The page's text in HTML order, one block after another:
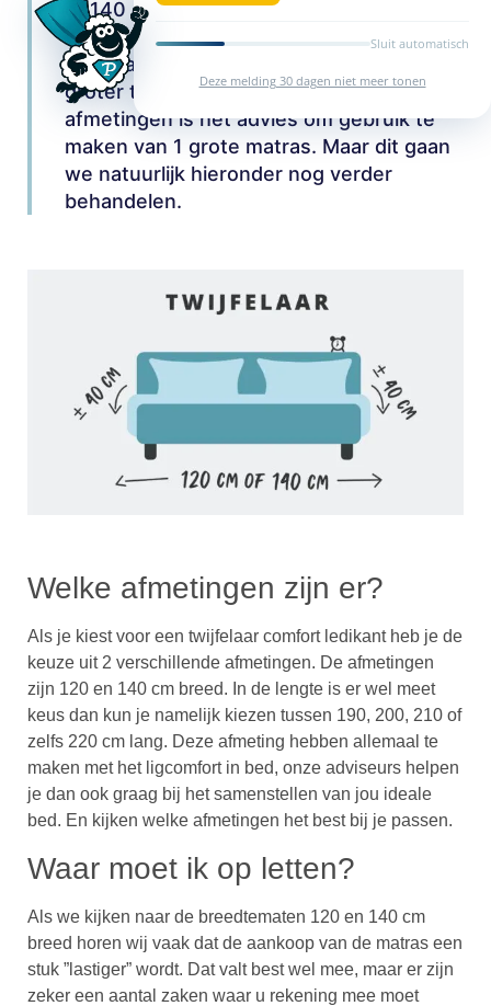
Sluit automatisch
Deze melding 30 dagen niet meer tonen
of 140 cm breed. Deze maten zijn ideaal
wanneer je niet genoeg ruimte hebt in de
slaapkamer of logeerkamer voor een
groter tweepersoons bed. Bij beide
afmetingen is het advies om gebruik te
maken van 1 grote matras. Maar dit gaan
we natuurlijk hieronder nog verder
behandelen.
Welke afmetingen zijn er?
Als je kiest voor een twijfelaar comfort ledikant heb je de
keuze uit 2 verschillende afmetingen. De afmetingen
zijn 120 en 140 cm breed. In de lengte is er wel meet
keus dan kun je namelijk kiezen tussen 190, 200, 210 of
zelfs 220 cm lang. Deze afmeting hebben allemaal te
maken met het ligcomfort in bed, onze adviseurs helpen
je dan ook graag bij het samenstellen van jou ideale
bed. En kijken welke afmetingen het best bij je passen.
Waar moet ik op letten?
Als we kijken naar de breedtematen 120 en 140 cm
breed horen wij vaak dat de aankoop van de matras een
stuk ”lastiger” wordt. Dat valt best wel mee, maar er zijn
zeker een aantal zaken waar u rekening mee moet